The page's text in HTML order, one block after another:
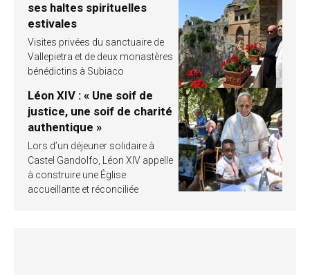
ses haltes spirituelles
estivales
Visites privées du sanctuaire de
Vallepietra et de deux monastères
bénédictins à Subiaco
Léon XIV : « Une soif de
justice, une soif de charité
authentique »
Lors d’un déjeuner solidaire à
Castel Gandolfo, Léon XIV appelle
à construire une Église
accueillante et réconciliée